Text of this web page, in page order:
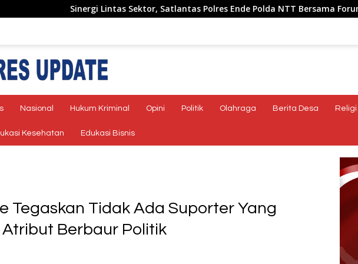
Lintas Sektor, Satlantas Polres Ende Polda NTT Bersama Forum LLAJ Gelar Rapat
Nasional Hukum Kriminal Opini Politik Olahraga Berita Desa Religi
Kesehatan Edukasi Bisnis
Tegaskan Tidak Ada Suporter Yang
Berbaur Politik